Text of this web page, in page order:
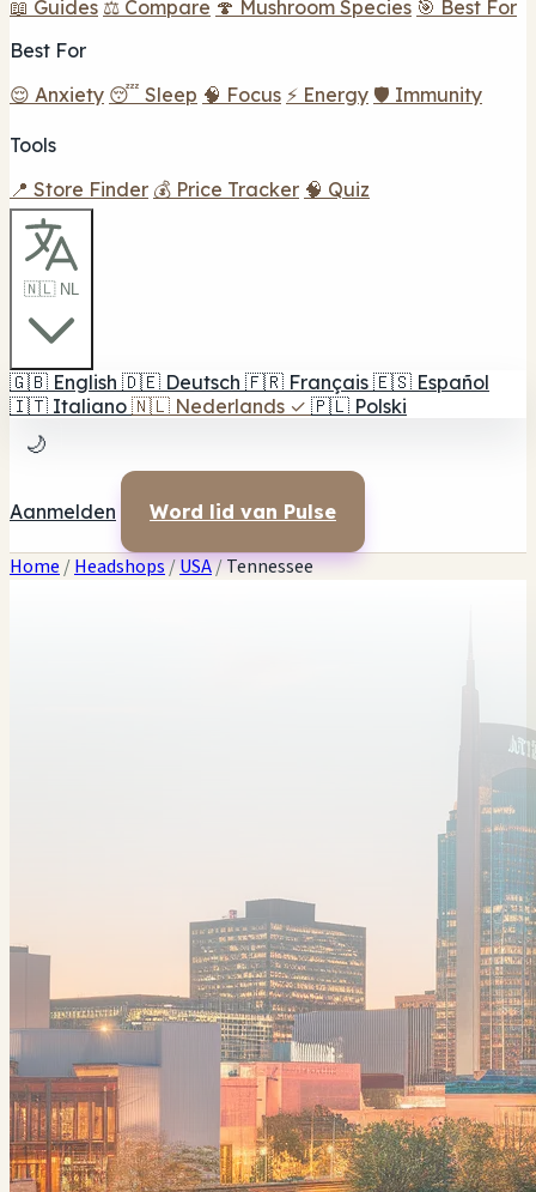
📖 Guides ⚖️ Compare 🍄 Mushroom Species 🎯 Best For
Best For
😌 Anxiety 😴 Sleep 🧠 Focus ⚡ Energy 🛡️ Immunity
Tools
📍 Store Finder 💰 Price Tracker 🧠 Quiz
🇳🇱 NL
🇬🇧 English 🇩🇪 Deutsch 🇫🇷 Français 🇪🇸 Español
🇮🇹 Italiano 🇳🇱 Nederlands ✓ 🇵🇱 Polski
🌙
Aanmelden Word lid van Pulse
Home /Headshops/USA/Tennessee